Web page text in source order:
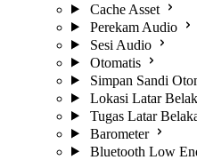
Cache Asset
Perekam Audio
Sesi Audio
Otomatis
Simpan Sandi
Lokasi Latar
Tugas Latar
Barometer
Bluetooth Low